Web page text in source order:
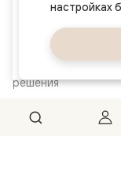
решения
Сайт не является